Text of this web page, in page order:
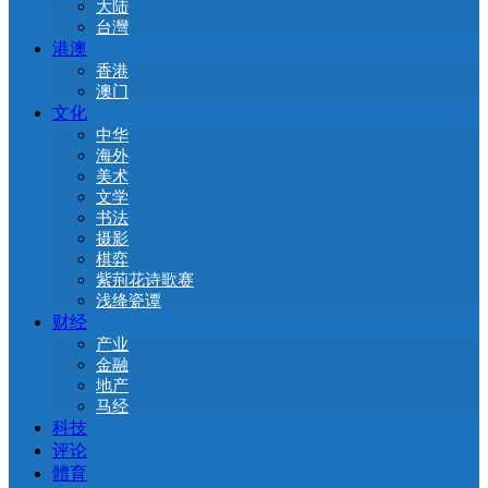
大陆
台灣
港澳
香港
澳门
文化
中华
海外
美术
文学
书法
摄影
棋弈
紫荊花诗歌赛
浅绛瓷谭
财经
产业
金融
地产
马经
科技
评论
體育